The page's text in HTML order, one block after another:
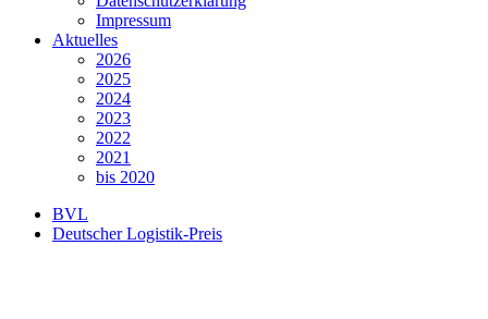
Impressum
Aktuelles
2026
2025
2024
2023
2022
2021
bis 2020
BVL
Deutscher Logistik-Preis